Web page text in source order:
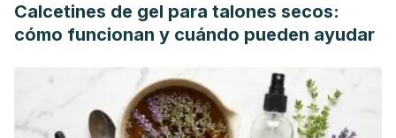
Calcetines de gel para talones secos:
cómo funcionan y cuándo pueden ayudar